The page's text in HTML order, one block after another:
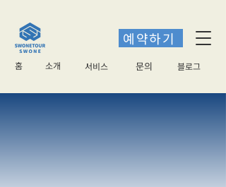
홈 소개 서비스 ​문의 블로그
예약하기